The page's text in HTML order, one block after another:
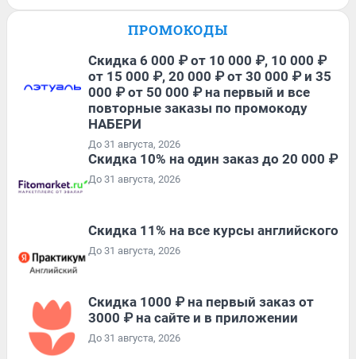
ПРОМОКОДЫ
Скидка 6 000 ₽ от 10 000 ₽, 10 000 ₽
от 15 000 ₽, 20 000 ₽ от 30 000 ₽ и 35
000 ₽ от 50 000 ₽ на первый и все
повторные заказы по промокоду
НАБЕРИ
До 31 августа, 2026
Скидка 10% на один заказ до 20 000 ₽
До 31 августа, 2026
Скидка 11% на все курсы английского
До 31 августа, 2026
Скидка 1000 ₽ на первый заказ от
3000 ₽ на сайте и в приложении
До 31 августа, 2026